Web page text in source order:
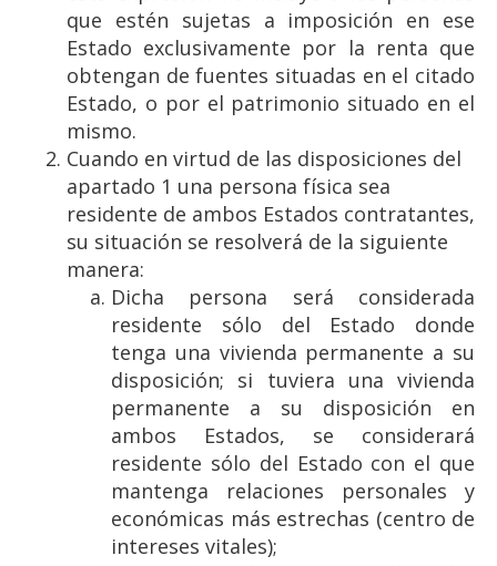
que estén sujetas a imposición en ese
Estado exclusivamente por la renta que
obtengan de fuentes situadas en el citado
Estado, o por el patrimonio situado en el
mismo.
Cuando en virtud de las disposiciones del
apartado 1 una persona física sea
residente de ambos Estados contratantes,
su situación se resolverá de la siguiente
manera:
Dicha persona será considerada
residente sólo del Estado donde
tenga una vivienda permanente a su
disposición; si tuviera una vivienda
permanente a su disposición en
ambos Estados, se considerará
residente sólo del Estado con el que
mantenga relaciones personales y
económicas más estrechas (centro de
intereses vitales);